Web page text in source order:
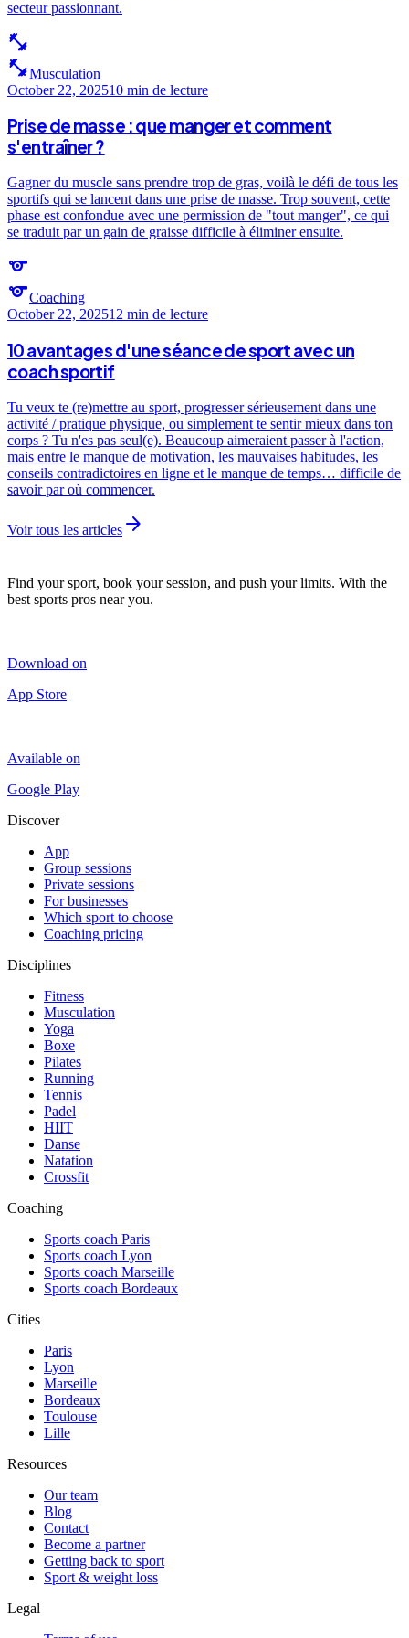
secteur passionnant.
fitness_center
fitness_centerMusculation
October 22, 202510 min de lecture
Prise de masse : que manger et comment
s'entraîner ?
Gagner du muscle sans prendre trop de gras, voilà le défi de tous les
sportifs qui se lancent dans une prise de masse. Trop souvent, cette
phase est confondue avec une permission de "tout manger", ce qui
se traduit par un gain de graisse difficile à éliminer ensuite.
sports
sportsCoaching
October 22, 202512 min de lecture
10 avantages d'une séance de sport avec un
coach sportif
Tu veux te (re)mettre au sport, progresser sérieusement dans une
activité / pratique physique, ou simplement te sentir mieux dans ton
corps ? Tu n'es pas seul(e). Beaucoup aimeraient passer à l'action,
mais entre le manque de motivation, les mauvaises habitudes, les
conseils contradictoires en ligne et le manque de temps… difficile de
savoir par où commencer.
Voir tous les articles arrow_forward
Find your sport, book your session, and push your limits. With the
best sports pros near you.
Download on
App Store
Available on
Google Play
Discover
App
Group sessions
Private sessions
For businesses
Which sport to choose
Coaching pricing
Disciplines
Fitness
Musculation
Yoga
Boxe
Pilates
Running
Tennis
Padel
HIIT
Danse
Natation
Crossfit
Coaching
Sports coach Paris
Sports coach Lyon
Sports coach Marseille
Sports coach Bordeaux
Cities
Paris
Lyon
Marseille
Bordeaux
Toulouse
Lille
Resources
Our team
Blog
Contact
Become a partner
Getting back to sport
Sport & weight loss
Legal